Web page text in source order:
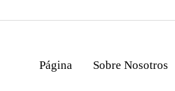
Página Sobre Nosotros